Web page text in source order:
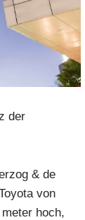
der
& de
von
hoch,